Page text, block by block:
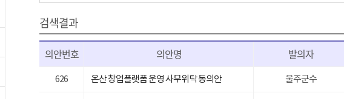
검색결과
의안번호 의안명 발의자
626 온산 창업플랫폼 운영 사무위탁 동의안 울주군수